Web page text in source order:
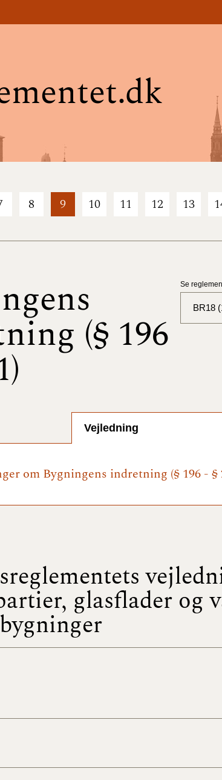
8 9 10 11 12 13
(§ 196
Se
BR18
BR18
BR18
BR18
2022)
BR18
BR18
Vejledning
om Bygningens indretning (§ 196 - §
glasflader og